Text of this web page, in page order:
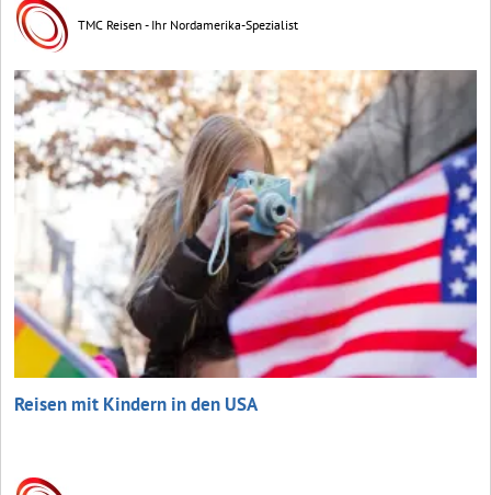
TMC Reisen - Ihr Nordamerika-Spezialist
Reisen mit Kindern in den USA